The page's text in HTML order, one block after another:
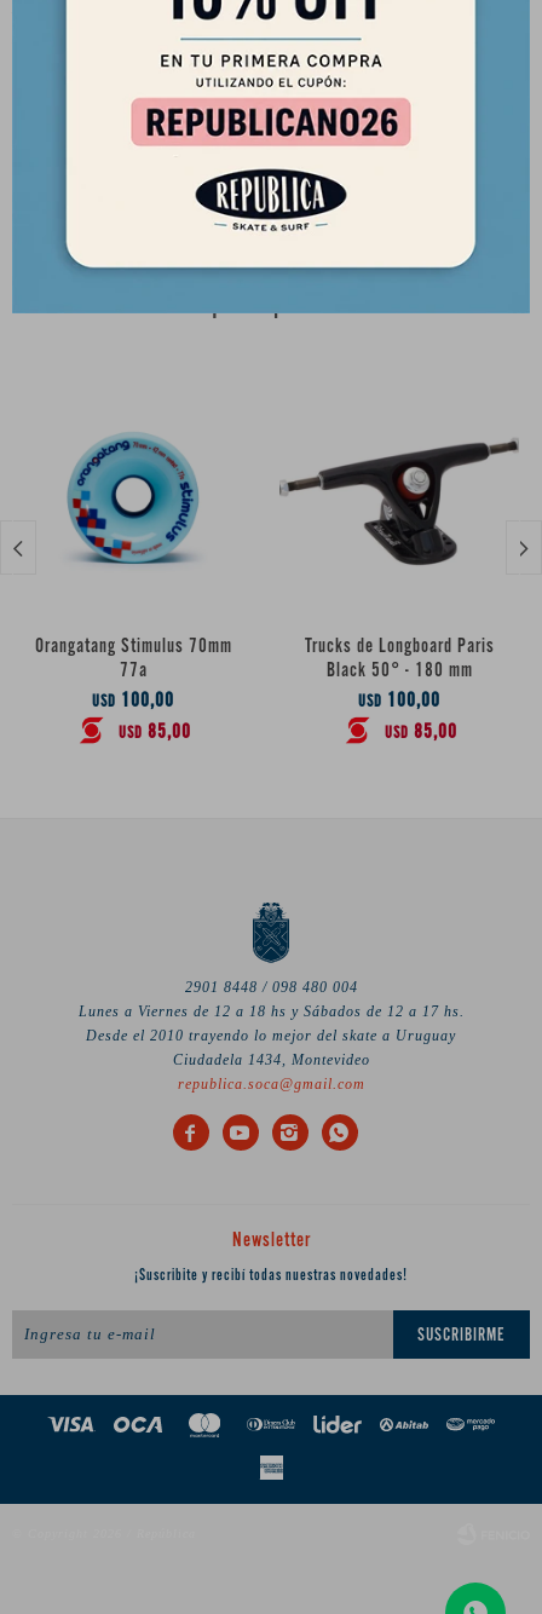
Posición de los rulemanes: Offset
Fórmula: Happy Thane
Core: high-strength, high-stiffness, heat-resistant urethane
Fabricadas en California, USA.
Productos que te pueden interesar
Orangatang Stimulus 70mm
77a
USD 100,00
USD 85,00
Trucks de Longboard Paris
Black 50° - 180 mm
USD 100,00
USD 85,00
 
2901 8448 / 098 480 004
Lunes a Viernes de 12 a 18 hs y Sábados de 12 a 17 hs.
Desde el 2010 trayendo lo mejor del skate a Uruguay
Ciudadela 1434, Montevideo
republica.soca@gmail.com
   
Newsletter
¡Suscribite y recibí todas nuestras novedades!
SUSCRIBIRME